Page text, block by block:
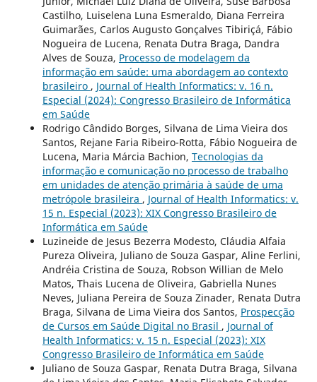
Castilho, Luiselena Luna Esmeraldo, Diana Ferreira
Guimarães, Carlos Augusto Gonçalves Tibiriçá, Fábio
Nogueira de Lucena, Renata Dutra Braga, Dandra
Alves de Souza, Processo de modelagem da
informação em saúde: uma abordagem ao contexto
brasileiro , Journal of Health Informatics: v. 16 n.
Especial (2024): Congresso Brasileiro de Informática
em Saúde
Rodrigo Cândido Borges, Silvana de Lima Vieira dos
Santos, Rejane Faria Ribeiro-Rotta, Fábio Nogueira de
Lucena, Maria Márcia Bachion, Tecnologias da
informação e comunicação no processo de trabalho
em unidades de atenção primária à saúde de uma
metrópole brasileira , Journal of Health Informatics: v.
15 n. Especial (2023): XIX Congresso Brasileiro de
Informática em Saúde
Luzineide de Jesus Bezerra Modesto, Cláudia Alfaia
Pureza Oliveira, Juliano de Souza Gaspar, Aline Ferlini,
Andréia Cristina de Souza, Robson Willian de Melo
Matos, Thais Lucena de Oliveira, Gabriella Nunes
Neves, Juliana Pereira de Souza Zinader, Renata Dutra
Braga, Silvana de Lima Vieira dos Santos, Prospecção
de Cursos em Saúde Digital no Brasil , Journal of
Health Informatics: v. 15 n. Especial (2023): XIX
Congresso Brasileiro de Informática em Saúde
Juliano de Souza Gaspar, Renata Dutra Braga, Silvana